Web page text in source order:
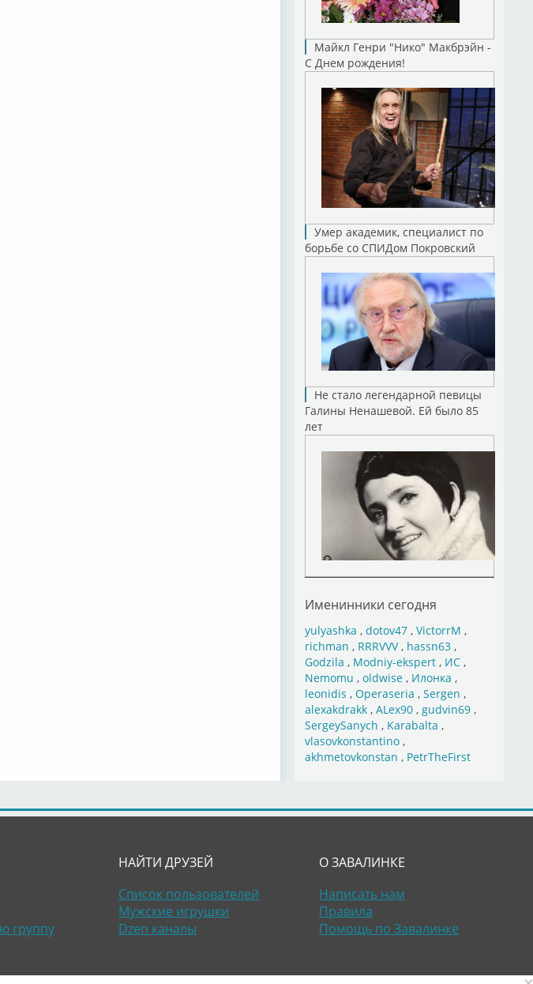
Майкл Генри "Нико" Макбрэйн -
С Днем рождения!
Умер академик, специалист по
борьбе со СПИДом Покровский
Не стало легендарной певицы
Галины Ненашевой. Ей было 85
лет
Именинники сегодня
yulyashka , dotov47, VictorrM ,
richman , RRRVVV, hassn63,
Godzila , Modniy-ekspert, ИС,
Nemomu , oldwise, Илонка ,
leonidis , Operaseria , Sergen ,
alexakdrakk, ALex90, gudvin69,
SergeySanych , Karabalta ,
vlasovkonstantino,
akhmetovkonstan , PetrTheFirst
группу
НАЙТИ ДРУЗЕЙ
Список пользователей
Мужские игрушки
Dzen каналы
О ЗАВАЛИНКЕ
Написать нам
Правила
Помощь по Завалинке